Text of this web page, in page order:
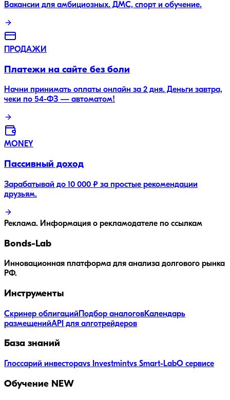
Вакансии для амбициозных. ДМС, спорт и обучение.
ПРОДАЖИ
Платежи на сайте без боли
Начни принимать оплаты онлайн за 2 дня. Деньги завтра,
чеки по 54-ФЗ — автоматом!
MONEY
Пассивный доход
Зарабатывай до 10 000 ₽ за простые рекомендации
друзьям.
Реклама. Информация о рекламодателе по ссылкам
Bonds-Lab
Инновационная платформа для анализа долгового рынка
РФ.
Инструменты
Скринер облигаций Подбор аналоговКалендарь
размещенийAPI для алготрейдеров
База знаний
Глоссарий инвестораvs Investmintvs Smart-LabО сервисе
Обучение NEW